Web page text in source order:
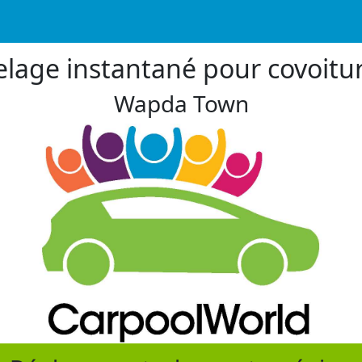
instantané pour
Wapda Town